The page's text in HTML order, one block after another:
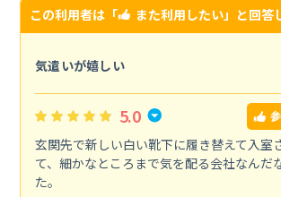
この利用者は「 また利用したい」と回答
気遣いが嬉しい
5.0
玄関先で新しい白い靴下に履き替えて入室
て、細かなところまで気を配る会社なんだ
た。